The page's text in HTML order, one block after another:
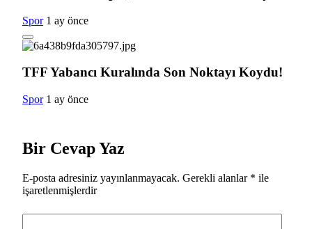
Spor 1 ay önce
TFF Yabancı Kuralında Son Noktayı Koydu!
Spor 1 ay önce
Bir Cevap Yaz
E-posta adresiniz yayınlanmayacak. Gerekli alanlar * ile
işaretlenmişlerdir